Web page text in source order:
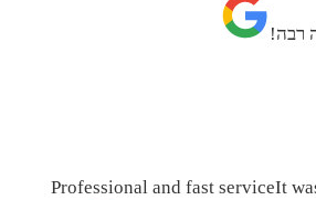
רבה!
Professional and fast serviceIt